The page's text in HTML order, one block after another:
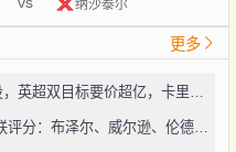
纳沙泰尔
更多
Bleacher Report晒2026届新秀夏联评分：布泽尔、威尔逊、伦德博格摘A